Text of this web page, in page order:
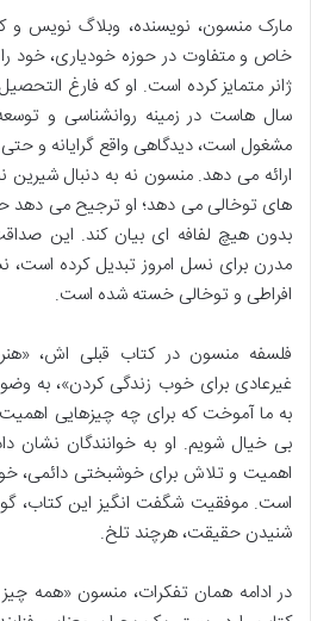
مارک منسون، نویسنده، وبلاگ نویس و
خاص و متفاوت در حوزه خودیاری، خود
ژانر متمایز کرده است. او که فارغ
سال هاست در زمینه روانشناسی و
مشغول است، دیدگاهی واقع گرایانه و
ارائه می دهد. منسون نه به دنبال
های توخالی می دهد؛ او ترجیح می دهد
بدون هیچ لفافه ای بیان کند. این
مدرن برای نسل امروز تبدیل کرده
افراطی و توخالی خسته شده است.
فلسفه منسون در کتاب قبلی اش،
غیرعادی برای خوب زندگی کردن»، به
به ما آموخت که برای چه چیزهایی
بی خیال شویم. او به خوانندگان نشان
اهمیت و تلاش برای خوشبختی دائمی،
است. موفقیت شگفت انگیز این کتاب،
شنیدن حقیقت، هرچند تلخ.
در ادامه همان تفکرات، منسون «همه چیز